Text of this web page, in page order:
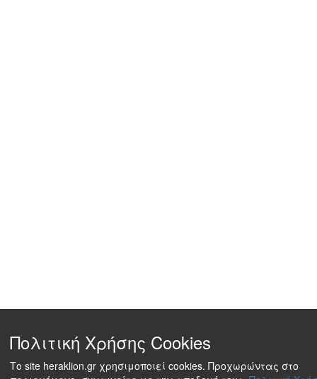
Πολιτική Χρήσης Cookies
Το site heraklion.gr χρησιμοποιεί cookies. Προχωρώντας στο